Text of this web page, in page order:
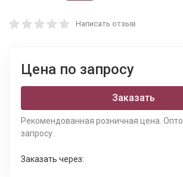
Написать отзыв
Цена по запросу
Заказать
Рекомендованная розничная цена.
запросу.
Заказать через: